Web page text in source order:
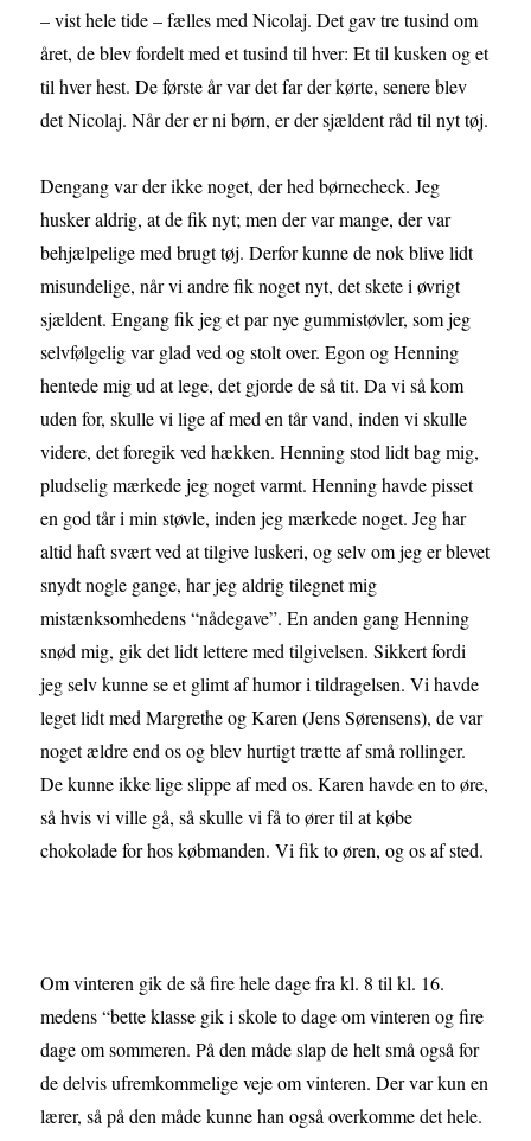
– vist hele tide – fælles med Nicolaj. Det gav tre tusind om
året, de blev fordelt med et tusind til hver: Et til kusken og et
til hver hest. De første år var det far der kørte, senere blev
det Nicolaj. Når der er ni børn, er der sjældent råd til nyt tøj.
Dengang var der ikke noget, der hed børnecheck. Jeg
husker aldrig, at de fik nyt; men der var mange, der var
behjælpelige med brugt tøj. Derfor kunne de nok blive lidt
misundelige, når vi andre fik noget nyt, det skete i øvrigt
sjældent. Engang fik jeg et par nye gummistøvler, som jeg
selvfølgelig var glad ved og stolt over. Egon og Henning
hentede mig ud at lege, det gjorde de så tit. Da vi så kom
uden for, skulle vi lige af med en tår vand, inden vi skulle
videre, det foregik ved hækken. Henning stod lidt bag mig,
pludselig mærkede jeg noget varmt. Henning havde pisset
en god tår i min støvle, inden jeg mærkede noget. Jeg har
altid haft svært ved at tilgive luskeri, og selv om jeg er blevet
snydt nogle gange, har jeg aldrig tilegnet mig
mistænksomhedens “nådegave”. En anden gang Henning
snød mig, gik det lidt lettere med tilgivelsen. Sikkert fordi
jeg selv kunne se et glimt af humor i tildragelsen. Vi havde
leget lidt med Margrethe og Karen (Jens Sørensens), de var
noget ældre end os og blev hurtigt trætte af små rollinger.
De kunne ikke lige slippe af med os. Karen havde en to øre,
så hvis vi ville gå, så skulle vi få to ører til at købe
chokolade for hos købmanden. Vi fik to øren, og os af sted.
Om vinteren gik de så fire hele dage fra kl. 8 til kl. 16.
medens “bette klasse gik i skole to dage om vinteren og fire
dage om sommeren. På den måde slap de helt små også for
de delvis ufremkommelige veje om vinteren. Der var kun en
lærer, så på den måde kunne han også overkomme det hele.